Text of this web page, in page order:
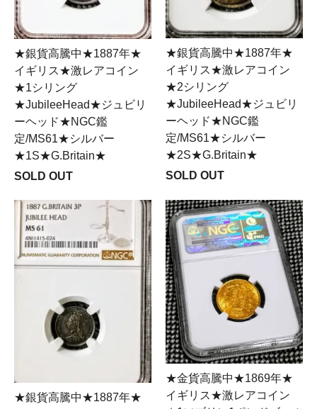
★銀貨高騰中★1887年★
イギリス★激レアコイン
★1シリング
★JubileeHead★ジュビリ
ーヘッド★NGC鑑
定/MS61★シルバー
★1S★G.Britain★
SOLD OUT
★銀貨高騰中★1887年★
イギリス★激レアコイン
★2シリング
★JubileeHead★ジュビリ
ーヘッド★NGC鑑
定/MS61★シルバー
★2S★G.Britain★
SOLD OUT
★銀貨高騰中★1887年★
★金貨高騰中★1869年★
イギリス★激レアコイン